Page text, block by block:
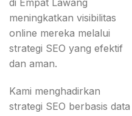
di Empat Lawang
meningkatkan visibilitas
online mereka melalui
strategi SEO yang efektif
dan aman.
Kami menghadirkan
strategi SEO berbasis data